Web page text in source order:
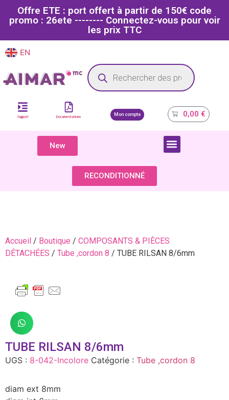
Offre ETE : port offert à partir de 150€ code
promo : 26ete -------- Connectez-vous pour voir
les prix TTC
EN
Site dédié aux professionnels de la santé
Support Documentations
Mon compte 0,00€
New
RECONDITIONNÉ
Accueil / Boutique / COMPOSANTS & PIÈCES
DÉTACHÉES / Tube ,cordon 8 / TUBE RILSAN 8/6mm
TUBE RILSAN 8/6mm
UGS : 8-042-Incolore Catégorie : Tube ,cordon 8
diam ext 8mm